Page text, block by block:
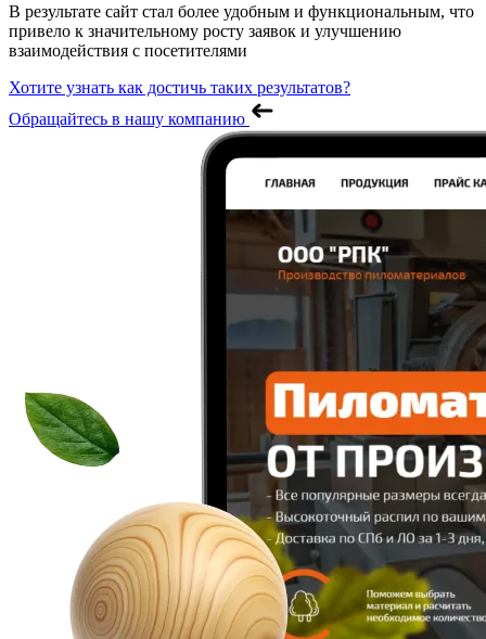
В результате сайт стал более удобным и функциональным, что
привело к значительному росту заявок и улучшению
взаимодействия с посетителями
Хотите узнать как достичь таких результатов?
Обращайтесь в нашу компанию